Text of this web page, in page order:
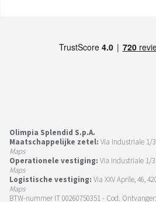
Olimpia Splendid S.p.A.
Maatschappelijke zetel: Via Industriale 1/
Maps
Operationele vestiging: Via Industriale 1/
Maps
Logistische vestiging: Via XXV Aprile, 46,
Maps
BTW-nummer IT 00260750351 - Cod.